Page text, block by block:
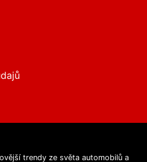
trendy ze světa automobilů a